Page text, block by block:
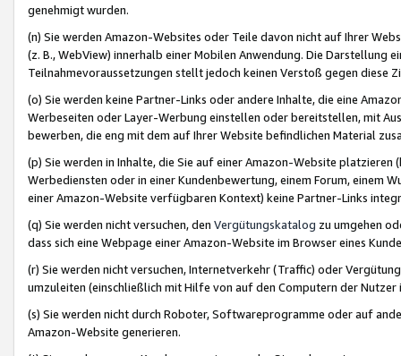
genehmigt wurden.
(n) Sie werden Amazon-Websites oder Teile davon nicht auf Ihrer
(z. B., WebView) innerhalb einer Mobilen Anwendung. Die Darstellung
Teilnahmevoraussetzungen stellt jedoch keinen Verstoß gegen diese
(o) Sie werden keine Partner-Links oder andere Inhalte, die eine
Werbeseiten oder Layer-Werbung einstellen oder bereitstellen, mit
bewerben, die eng mit dem auf Ihrer Website befindlichen Material
(p) Sie werden in Inhalte, die Sie auf einer Amazon-Website
Werbediensten oder in einer Kundenbewertung, einem Forum, einem
einer Amazon-Website verfügbaren Kontext) keine Partner-Links
(q) Sie werden nicht versuchen, den Vergütungskatalog zu umgehen
dass sich eine Webpage einer Amazon-Website im Browser eines
(r) Sie werden nicht versuchen, Internetverkehr (Traffic) oder
umzuleiten (einschließlich mit Hilfe von auf den Computern der
(s) Sie werden nicht durch Roboter, Softwareprogramme oder auf
Amazon-Website generieren.